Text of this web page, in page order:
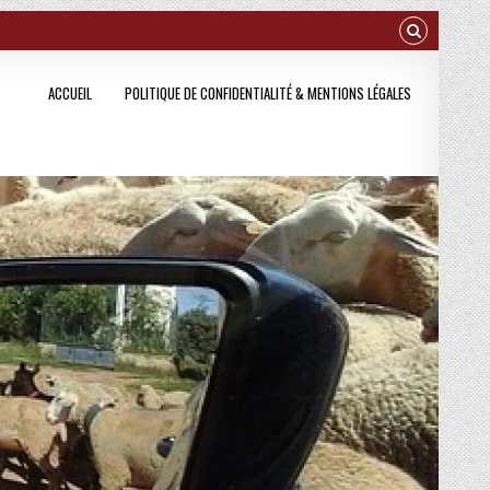
ACCUEIL POLITIQUE DE CONFIDENTIALITÉ & MENTIONS LÉGALES